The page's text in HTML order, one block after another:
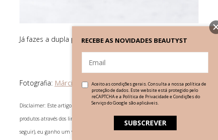
Já fazes a dupla proteção antioxidante + protetor solar?
Fotografia: Márcia Soares
Disclaimer: Este artigo contém links afiliados. Ou seja, se comprares os
produtos através dos links que eu disponibilizo (no dia ou até uns dias a
seguir), eu ganho um valor sobre essa mesma compra, e o mesmo é
RECEBE AS NOVIDADES BEAUTYST
Aceito as condições gerais. Consulta a nossa política de
proteção de dados. Este website está protegido pelo
reCAPTCHA e a Política de Privacidade e Condições do
Serviçodo Google são aplicáveis.